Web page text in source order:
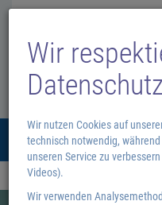
Wir
Wir nutzen Cookies auf
technisch notwendig,
unseren Service zu
Videos).
Wir verwenden
Menü